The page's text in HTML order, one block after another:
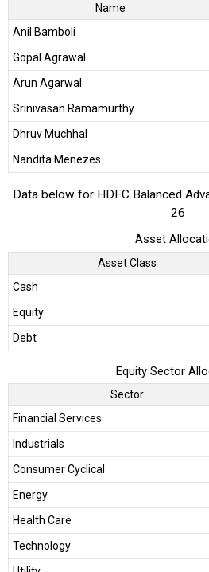
Name
Anil Bamboli
Gopal Agrawal
Arun Agarwal
Srinivasan Ramamurthy
Dhruv Muchhal
Nandita Menezes
Data below for HDFC Balanced
26
Asset
Asset Class
Cash
Equity
Debt
Equity Sector
Sector
Financial Services
Industrials
Consumer Cyclical
Energy
Health Care
Technology